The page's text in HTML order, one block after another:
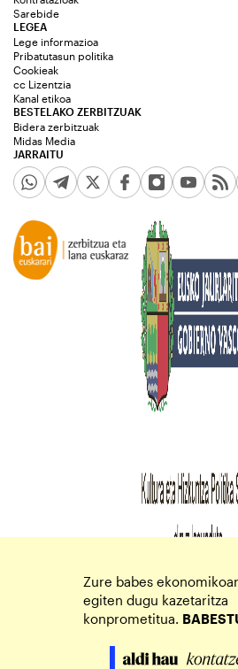
Sarebide
JARRAITU
LEGEA
Lege informazioa
Pribatutasun politika
Cookieak
cc Lizentzia
Kanal etikoa
BESTELAKO ZERBITZUAK
Bidera zerbitzuak
Midas Media
Zure babes
egiten dugu kazetaritza
konprometitua.